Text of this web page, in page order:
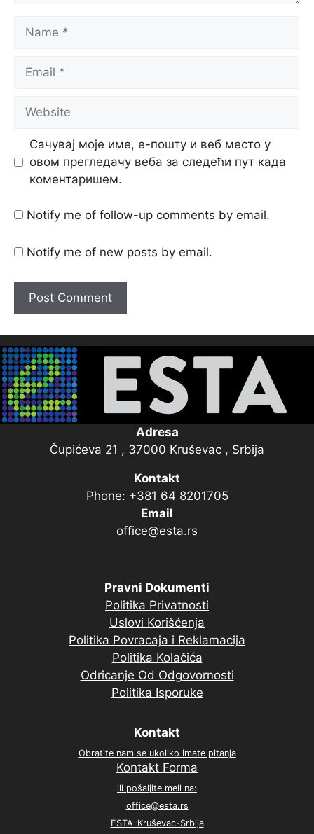
Name
Email
Website
Сачувај моје име, е-пошту и веб место у
овом прегледачу веба за следећи пут када
коментаришем.
Notify me of follow-up comments by email.
Notify me of new posts by email.
Adresa
Čupićeva 21 , 37000 Kruševac , Srbija
Kontakt
Phone: +381 64 8201705
Email
office@esta.rs
Pravni Dokumenti
Politika Privatnosti
Uslovi Korišćenja
Politika Povracaja i Reklamacija
Politika Kolačića
Odricanje Od Odgovornosti
Politika Isporuke
Kontakt
Obratite nam se ukoliko imate pitanja
Kontakt Forma
ili pošaljite meil na:
office@esta.rs
ESTA-Kruševac-Srbija